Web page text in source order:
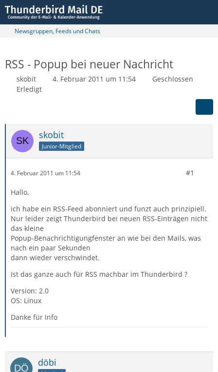
Newsgruppen, Feeds und Chats
RSS - Popup bei neuer Nachricht
skobit 4. Februar 2011 um 11:54
Geschlossen
Erledigt
skobit
Junior-Mitglied
4. Februar 2011 um 11:54 #1
Hallo,
ich habe ein RSS-Feed abonniert und funzt auch prinzipiell.
Nur leider zeigt Thunderbird bei neuen RSS-Einträgen nicht
das kleine
Popup-Benachrichtigungfenster an wie bei den Mails, was
nach ein paar Sekunden
dann wieder verschwindet.
Ist das ganze auch für RSS machbar im Thunderbird ?
Version: 2.0
OS: Linux
Danke für Info
döbi